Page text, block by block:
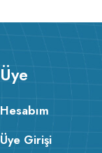
Üye
Hesabım
Üye Girişi